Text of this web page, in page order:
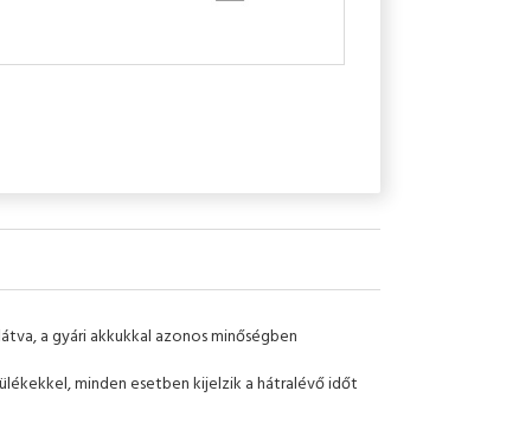
a gyári akkukkal azonos minőségben
minden esetben kijelzik a hátralévő időt